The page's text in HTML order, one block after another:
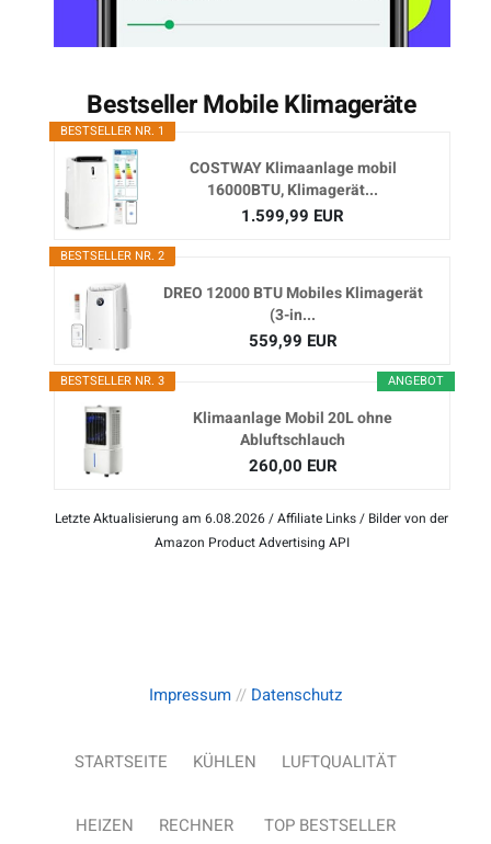
Bestseller Mobile Klimageräte
BESTSELLER NR. 1
COSTWAY Klimaanlage mobil
16000BTU, Klimagerät...
1.599,99 EUR
BESTSELLER NR. 2
DREO 12000 BTU Mobiles Klimagerät
(3-in...
559,99 EUR
ANGEBOT
BESTSELLER NR. 3
Klimaanlage Mobil 20L ohne
Abluftschlauch
260,00 EUR
Letzte Aktualisierung am 6.08.2026 / Affiliate Links / Bilder von der
Amazon Product Advertising API
Impressum// Datenschutz
STARTSEITE KÜHLEN LUFTQUALITÄT
HEIZEN RECHNER TOP BESTSELLER